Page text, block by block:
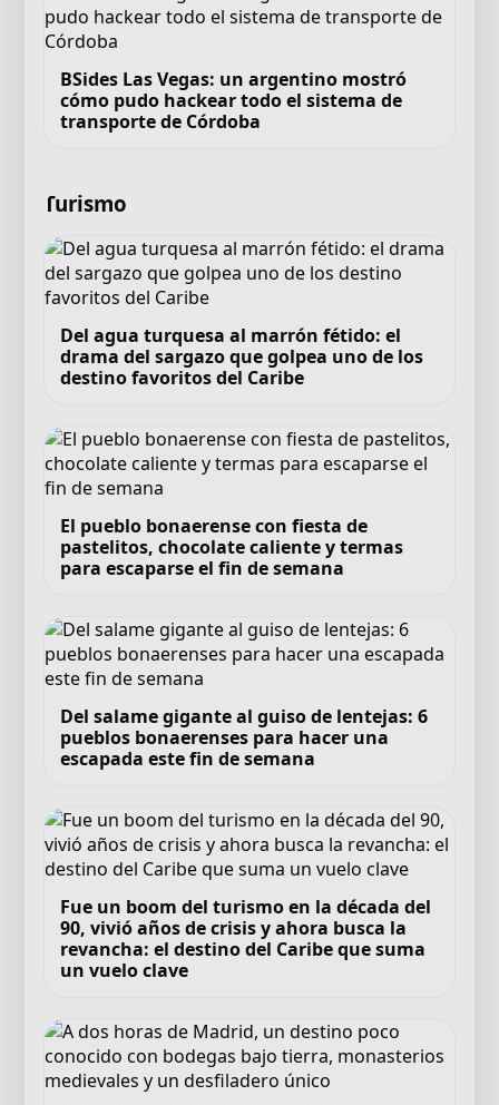
BSides Las Vegas: un argentino mostró
cómo pudo hackear todo el sistema de
transporte de Córdoba
Turismo
Del agua turquesa al marrón fétido: el
drama del sargazo que golpea uno de los
destino favoritos del Caribe
El pueblo bonaerense con fiesta de
pastelitos, chocolate caliente y termas
para escaparse el fin de semana
Del salame gigante al guiso de lentejas: 6
pueblos bonaerenses para hacer una
escapada este fin de semana
Fue un boom del turismo en la década del
90, vivió años de crisis y ahora busca la
revancha: el destino del Caribe que suma
un vuelo clave